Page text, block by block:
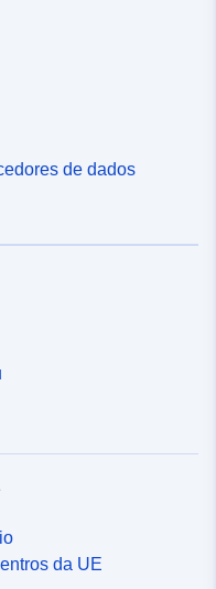
de dados
da UE